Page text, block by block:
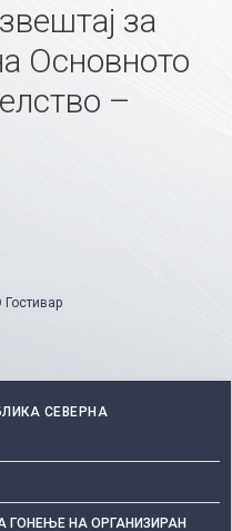
за
Основното
–
СЕВЕРНА
ГОНЕЊЕ НА ОРГАНИЗИРАН